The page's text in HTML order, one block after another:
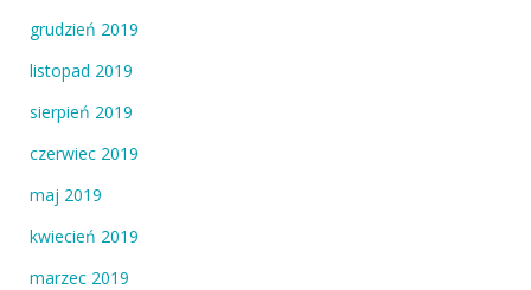
grudzień 2019
listopad 2019
sierpień 2019
czerwiec 2019
maj 2019
kwiecień 2019
marzec 2019